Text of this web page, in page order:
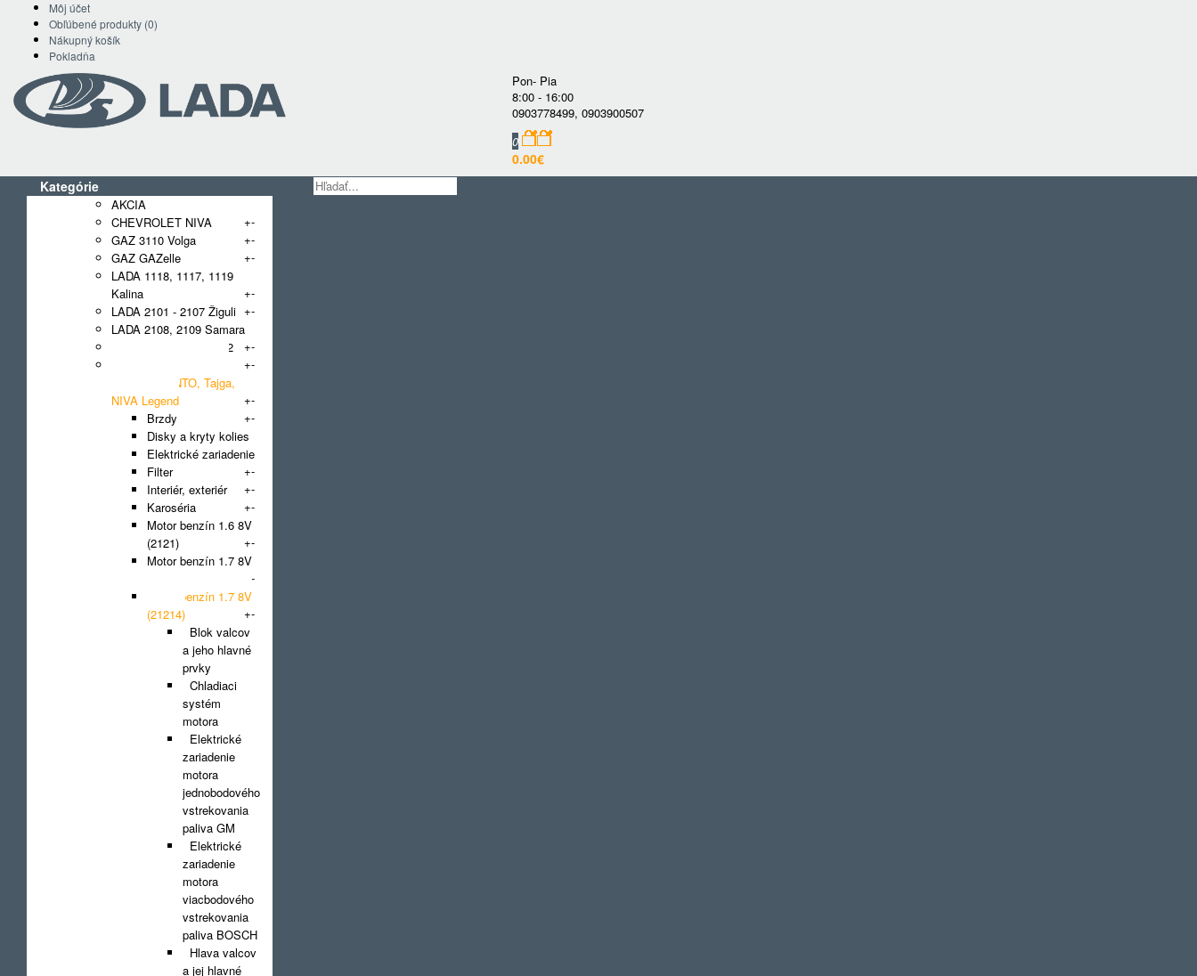
Môj účet
Obľúbené produkty (0)
Nákupný košík
Pokladňa
Pon- Pia
8:00 - 16:00
0903778499, 0903900507
0
0.00€
Kategórie
AKCIA
CHEVROLET NIVA
+-
GAZ 3110 Volga
+-
GAZ GAZelle
+-
LADA 1118, 1117, 1119
Kalina
+-
LADA 2101 - 2107 Žiguli +-
LADA 2108, 2109 Samara
+-
LADA 2110, 2111, 2112
+-
Urban, BRONTO, Tajga,
NIVA Legend
+-
Brzdy
+-
Disky a kryty kolies
Elektrické zariadenie
+-
Filter
Interiér, exteriér
+-
Karoséria
+-
Motor benzín 1.6 8V
(2121)
+-
Motor benzín 1.7 8V
-
Motor benzín 1.7 8V
(21214)
+-
Blok valcov
a jeho hlavné
prvky
Chladiaci
systém
motora
Elektrické
zariadenie
motora
jednobodového
vstrekovania
paliva GM
Elektrické
zariadenie
motora
viacbodového
vstrekovania
paliva BOSCH
Hlava valcov
a jej hlavné